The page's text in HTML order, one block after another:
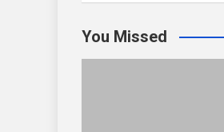
You Missed